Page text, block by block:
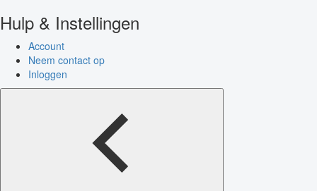
Hulp & Instellingen
Account
Neem contact op
Inloggen